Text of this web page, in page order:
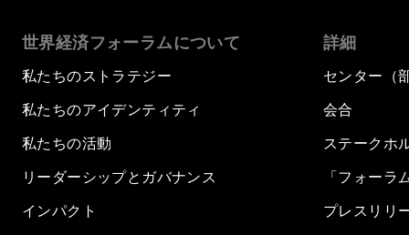
世界経済フォーラムについて
私たちのストラテジー
私たちのアイデンティティ
私たちの活動
リーダーシップとガバナンス
インパクト
詳細
センター（
会合
ステークホ
「フォーラ
プレスリリ